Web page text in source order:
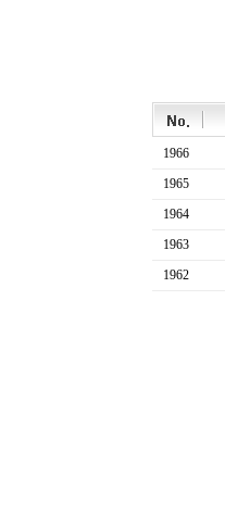
1966
1965
1964
1963
1962